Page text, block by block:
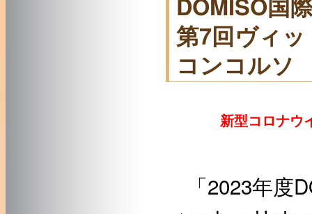
第7回ヴィ
コンコルソ
新型コロナウ
「2023年度